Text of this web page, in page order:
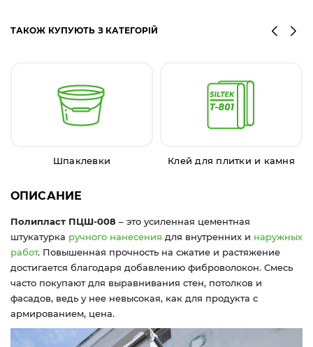
ТАКОЖ КУПУЮТЬ З КАТЕГОРІЙ
Шпаклевки Клей для плитки и камня
ОПИСАНИЕ
Полипласт ПЦШ-008 – это усиленная цементная
штукатурка ручного нанесения для внутренних и наружных
работ. Повышенная прочность на сжатие и растяжение
достигается благодаря добавлению фиброволокон. Смесь
часто покупают для выравнивания стен, потолков и
фасадов, ведь у нее невысокая, как для продукта с
армированием, цена.